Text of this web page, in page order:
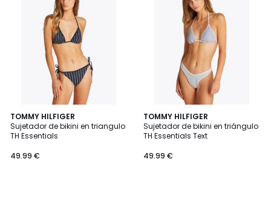
TOMMY HILFIGER
Sujetador de bikini en triangulo
TH Essentials
49.99 €
TOMMY HILFIGER
Sujetador de bikini en triángulo
TH Essentials Text
49.99 €